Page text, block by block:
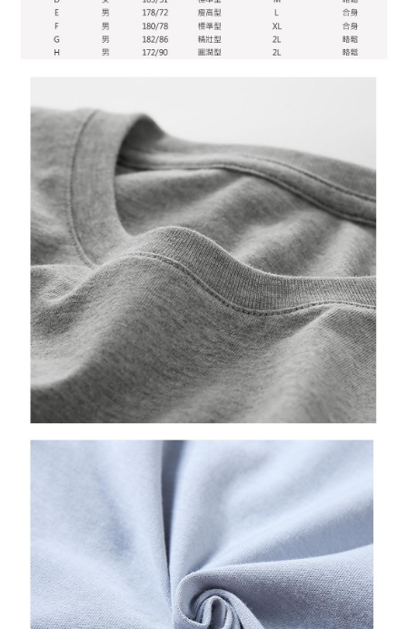
個人情報の処理、利用について疑問がある、または関連する法律の権利を
行使したい場合は、ネットプロテクションズ
cs_tw@netprotections.co.jp
にご連絡ください。上記に示した個人情報を、必要な購入注文書とあわせ